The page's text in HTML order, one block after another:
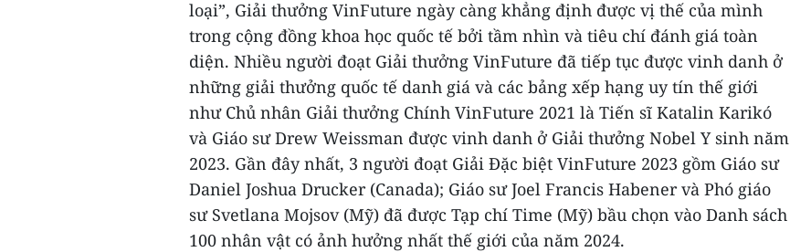
loại”, Giải thưởng VinFuture ngày càng khẳng định được vị thế của mình
trong cộng đồng khoa học quốc tế bởi tầm nhìn và tiêu chí đánh giá toàn
diện. Nhiều người đoạt Giải thưởng VinFuture đã tiếp tục được vinh danh ở
những giải thưởng quốc tế danh giá và các bảng xếp hạng uy tín thế giới
như Chủ nhân Giải thưởng Chính VinFuture 2021 là Tiến sĩ Katalin Karikó
và Giáo sư Drew Weissman được vinh danh ở Giải thưởng Nobel Y sinh năm
2023. Gần đây nhất, 3 người đoạt Giải Đặc biệt VinFuture 2023 gồm Giáo sư
Daniel Joshua Drucker (Canada); Giáo sư Joel Francis Habener và Phó giáo
sư Svetlana Mojsov (Mỹ) đã được Tạp chí Time (Mỹ) bầu chọn vào Danh sách
100 nhân vật có ảnh hưởng nhất thế giới của năm 2024.